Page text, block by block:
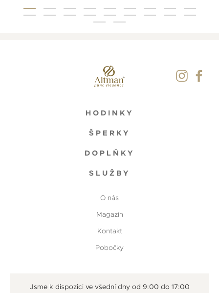
HODINKY
ŠPERKY
DOPLŇKY
SLUŽBY
O nás
Magazín
Kontakt
Pobočky
Jsme k dispozici ve všední dny od 9:00 do 17:00